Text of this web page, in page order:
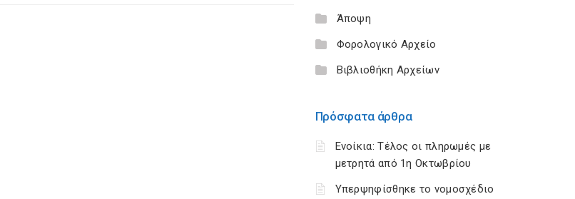
Άποψη
Φορολογικό Αρχείο
Βιβλιοθήκη Αρχείων
Πρόσφατα άρθρα
Ενοίκια: Τέλος οι πληρωμές με
μετρητά από 1η Οκτωβρίου
Υπερψηφίσθηκε το νομοσχέδιο